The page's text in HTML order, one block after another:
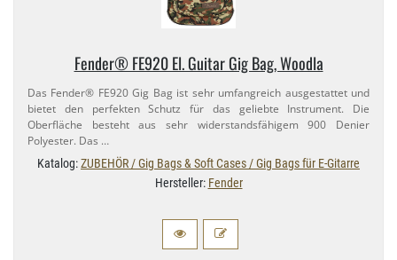
Fender® FE920 El. Guitar Gig Bag, Woodla
Das Fender® FE920 Gig Bag ist sehr umfangreich ausgestattet und
bietet den perfekten Schutz für das geliebte Instrument. Die
Oberfläche besteht aus sehr widerstandsfähigem 900 Denier
Polyester. Das …
Katalog:ZUBEHÖR / Gig Bags & Soft Cases / Gig Bags für E-Gitarre
Hersteller: Fender